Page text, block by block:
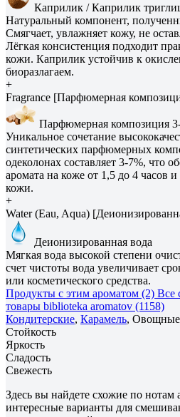
Каприлик / Каприлик
Натуральный компонент,
Смягчает, увлажняет кожу, не
Лёгкая консистенция подходит
кожи. Каприлик устойчив к
биоразлагаем.
+
Fragrance [Парфюмерная
Парфюмерная композиция
Уникальное сочетание
синтетических парфюмерных
одеколонах составляет 3-7%, что
аромата на коже от 1,5 до 4 часов и
кожи.
+
Water (Eau, Aqua)
Деионизированная вода
Мягкая вода высокой степени
счет чистоты вода увеличивает
или косметического средства.
Продукты с этим ароматом (2) Все
товары biblioteka aromatov (1158)
Кондитерские, Карамель,
Стойкость
Яркость
Сладость
Свежесть
Здесь вы найдете схожие по нотам
интересные варианты для